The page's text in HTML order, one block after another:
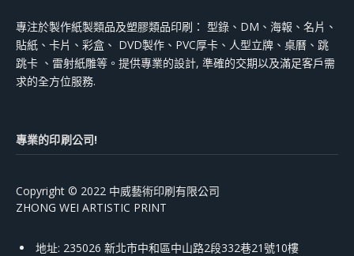
專注於製作紙製類品及塑膠類品印刷： 型錄、DM、海報、名片、
貼紙、卡片、彩盒、 DVD製作、PVC厚卡、人型立牌、桌曆、跳
跳卡 、雷射紙雕等。提供專業的設計, 準確的交期以及滿足客戶需
求的全方位服務.
專業的印刷公司!
Copyright © 2022 中威藝術印刷有限公司
ZHONG WEI ARTISTIC PRINT
地址: 235026 新北市中和區中山路2段332巷21號10樓